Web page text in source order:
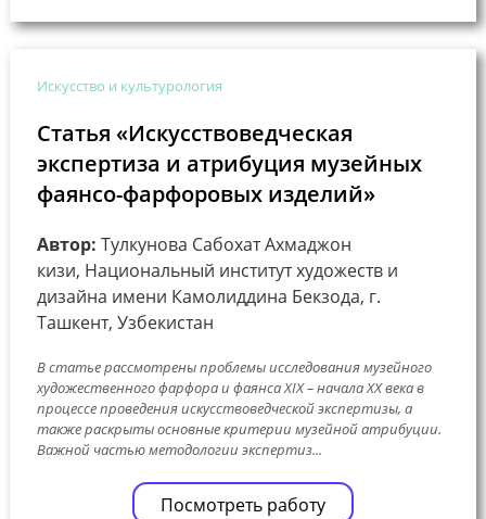
Искусство и культурология
Статья «Искусствоведческая
экспертиза и атрибуция музейных
фаянсо-фарфоровых изделий»
Автор: Тулкунова Сабохат Ахмаджон
кизи, Национальный институт художеств и
дизайна имени Камолиддина Бекзода, г.
Ташкент, Узбекистан
В статье рассмотрены проблемы исследования музейного
художественного фарфора и фаянса XIX – начала ХХ века в
процессе проведения искусствоведческой экспертизы, а
также раскрыты основные критерии музейной атрибуции.
Важной частью методологии экспертиз...
Посмотреть работу